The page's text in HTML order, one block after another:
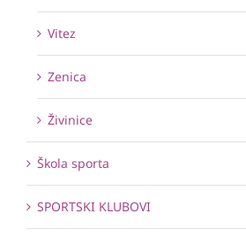
Vitez
Zenica
Živinice
Škola sporta
SPORTSKI KLUBOVI